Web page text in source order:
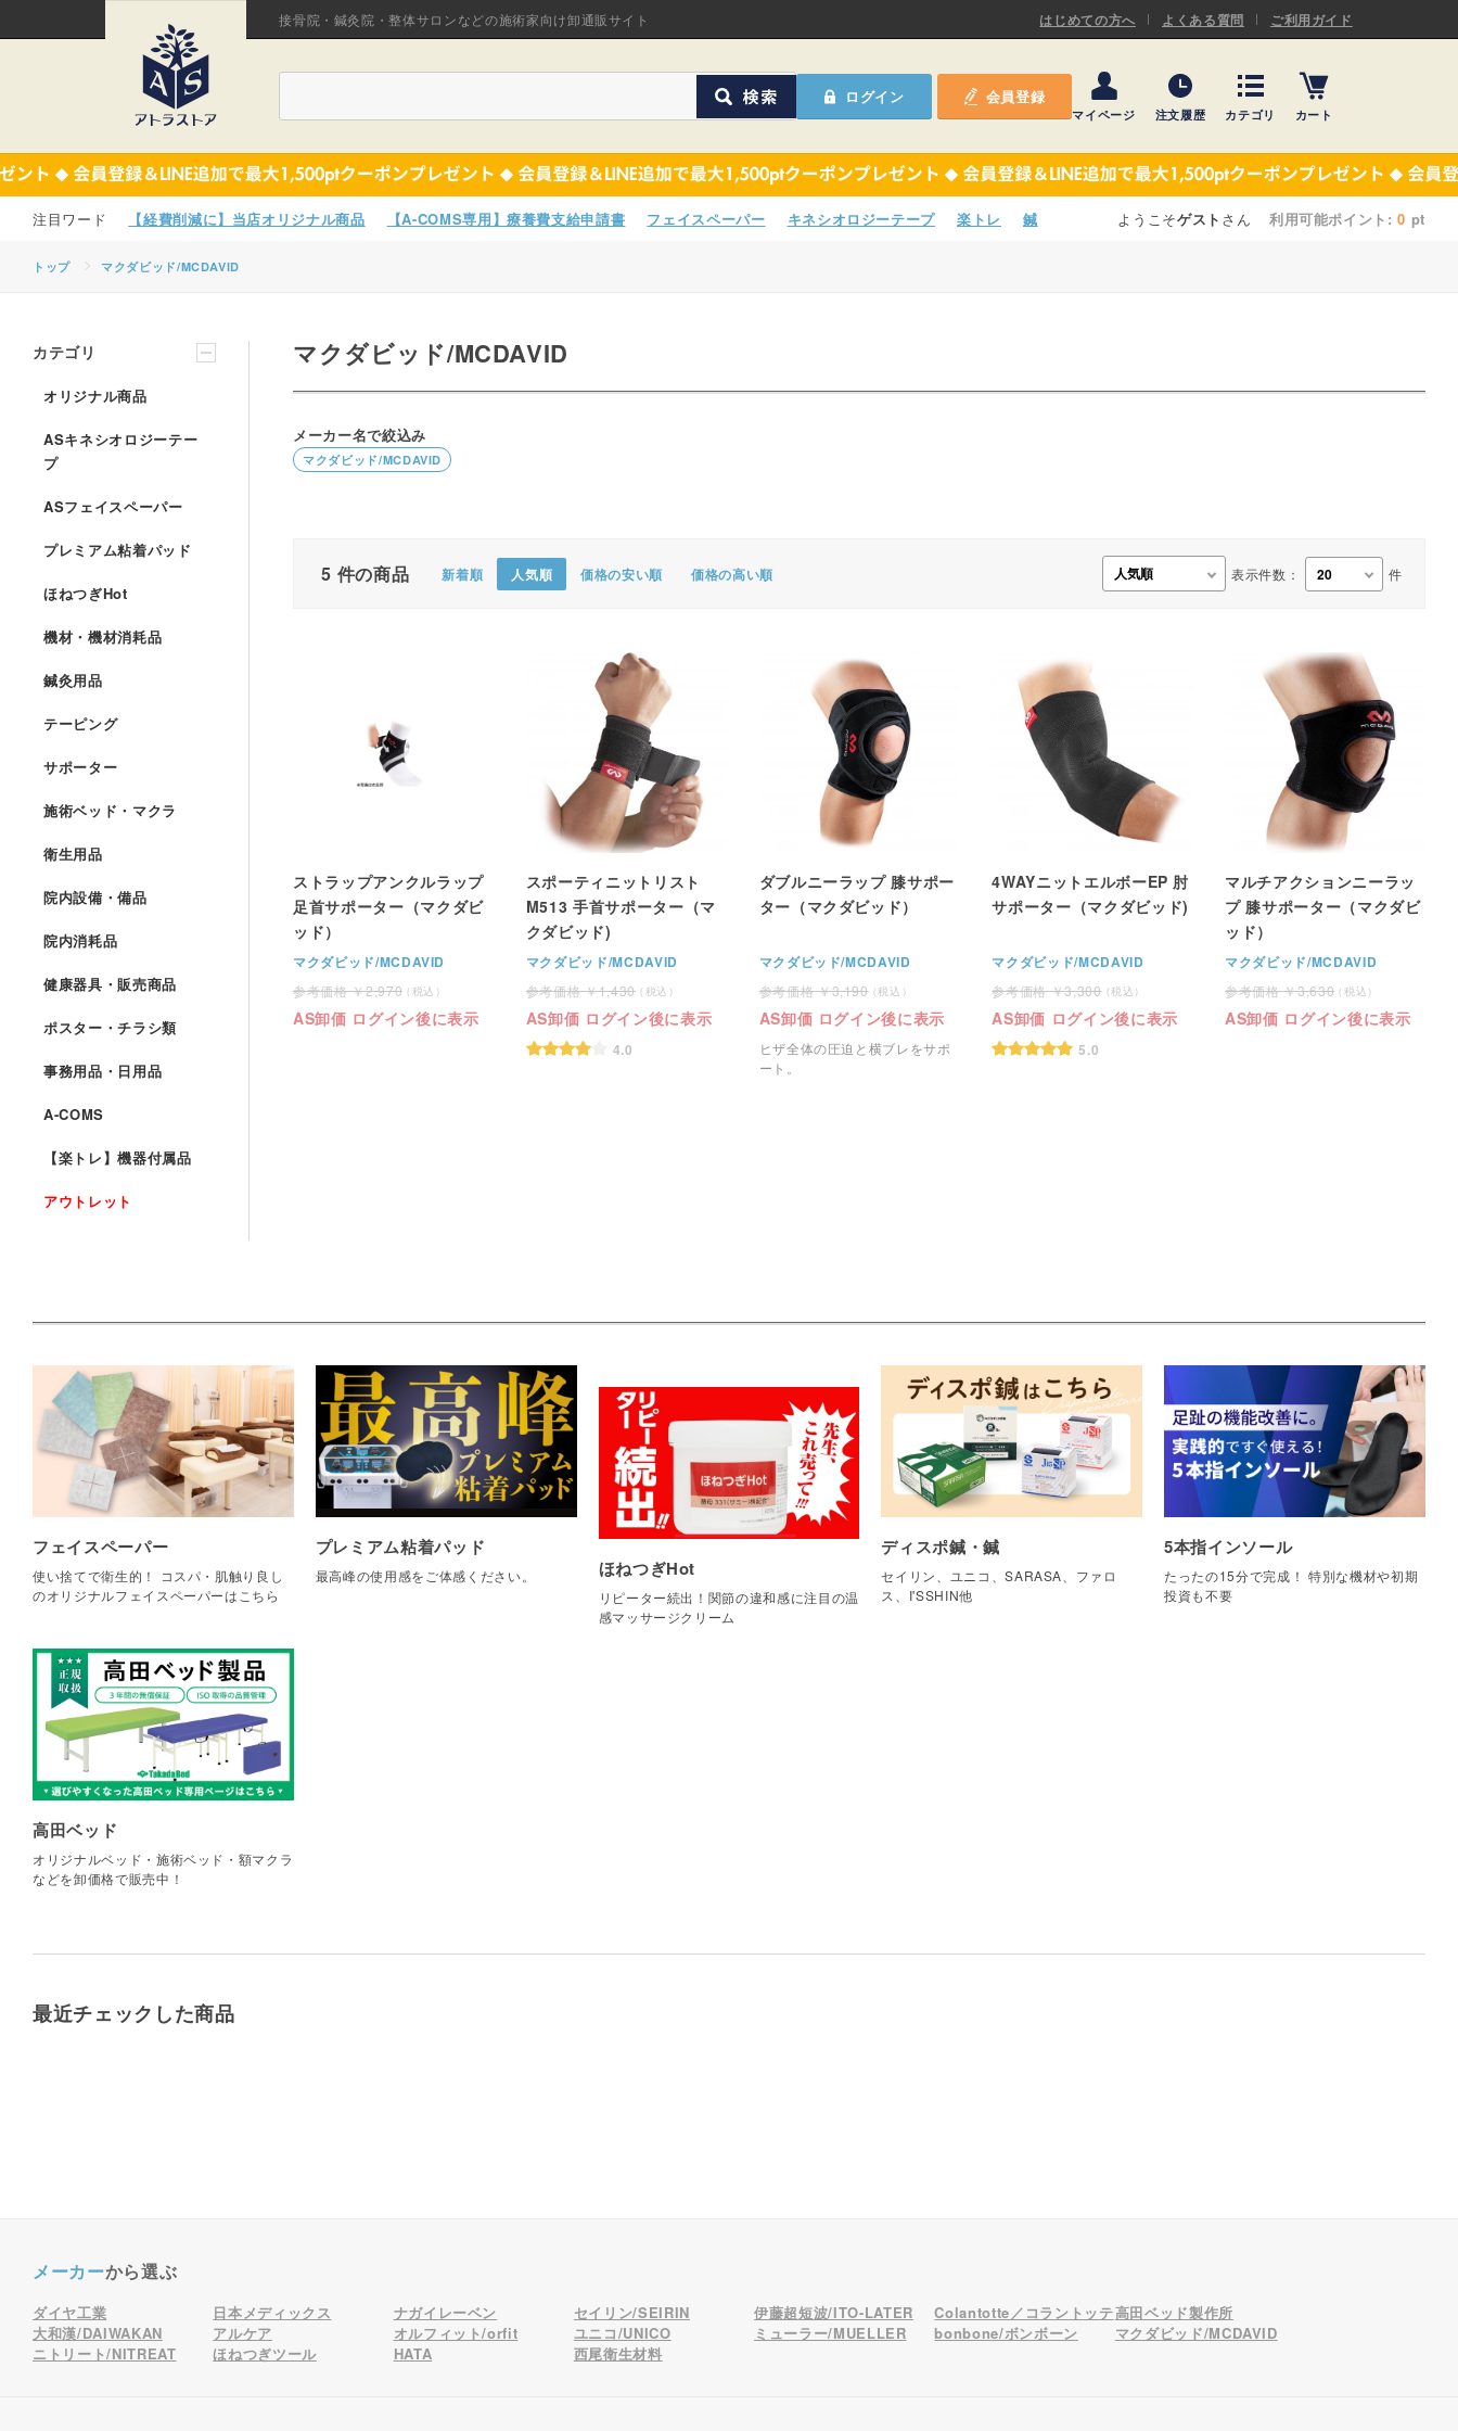
接骨院・鍼灸院・整体サロンなどの施術家向け卸通販サイト はじめての方へ よくある質問 ご利用ガイド
ログイン 会員登録
マイページ 注文履歴 カテゴリ
オリジナル商品 ASキネシオロジーテープ
【楽トレ】機器付属品
カート
【経費削減に】当店オリジナル商品 【A-COMS専用】療養費支給申請書 フェイスペーパー キネシオロジーテープ 楽トレ 鍼 ようこそゲスト さん 利用可能ポイント:0 pt
トップ マクダビッド/MCDAVID
マクダビッド/MCDAVID
メーカー名で絞込み
マクダビッド/MCDAVID
5 件の商品 新着順 人気順 価格の安い順 価格の高い順 表示件数： 件
ストラップアンクルラップ
足首サポーター（マクダビ
ッド）
マクダビッド/MCDAVID
2,970
AS卸価 ログイン後に表示
スポーティニットリスト
M513 手首サポーター（マ
クダビッド)
マクダビッド/MCDAVID
1,430
AS卸価 ログイン後に表示
4.0
ダブルニーラップ 膝サポー
ター（マクダビッド）
マクダビッド/MCDAVID
3,190
AS卸価 ログイン後に表示
ヒザ全体の圧迫と横ブレをサポ
ート。
4WAYニットエルボーEP 肘
サポーター（マクダビッド)
マクダビッド/MCDAVID
3,300
AS卸価 ログイン後に表示
5.0
マルチアクションニーラッ
プ 膝サポーター（マクダビ
ッド）
マクダビッド/MCDAVID
3,630
AS卸価 ログイン後に表示
カテゴリ
オリジナル商品
ASキネシオロジーテー
プ
ASフェイスペーパー
プレミアム粘着パッド
ほねつぎHot
機材・機材消耗品
鍼灸用品
テーピング
サポーター
施術ベッド・マクラ
衛生用品
院内設備・備品
院内消耗品
健康器具・販売商品
ポスター・チラシ類
事務用品・日用品
A-COMS
【楽トレ】機器付属品
アウトレット
フェイスペーパー
使い捨てで衛生的！ コスパ・肌触り良し
のオリジナルフェイスペーパーはこちら
プレミアム粘着パッド
最高峰の使用感をご体感ください。 ほねつぎHot
リピーター続出！関節の違和感に注目の温
感マッサージクリーム
ディスポ鍼・鍼
セイリン、ユニコ、SARASA、ファロ
ス、I'SSHIN他
5本指インソール
たったの15分で完成！ 特別な機材や初期
投資も不要
高田ベッド
オリジナルベッド・施術ベッド・額マクラ
などを卸価格で販売中！
最近チェックした商品
メーカーから選ぶ
ダイヤ工業 日本メディックス ナガイレーベン セイリン/SEIRIN 伊藤超短波/ITO-LATER Colantotte／コラントッテ高田ベッド製作所
大和漢/DAIWAKAN
アルケア オルフィット/orfit ユニコ/UNICO ミューラー/MUELLER bonbone/ボンボーン
マクダビッド/MCDAVID
ニトリート/NITREAT
ほねつぎツール HATA 西尾衛生材料
ほねつぎHot 機材・機材消耗品
鍼灸用品 テーピング
サポーター 施術ベッド・マクラ
A-COMS 【楽トレ】機器付属品